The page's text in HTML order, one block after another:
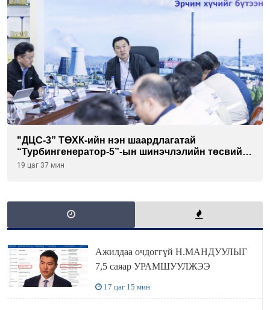
"ДЦС-3” ТӨХК-ийн нэн шаардлагатай
“Турбингенератор-5”-ын шинэчлэлийн төсвийг
шийдвэрлэхээр болов
19 цаг 37 мин
Ажилдаа очдоггүй Н.МАНДУУЛЫГ
7,5 саяар УРАМШУУЛЖЭЭ
17 цаг 15 мин